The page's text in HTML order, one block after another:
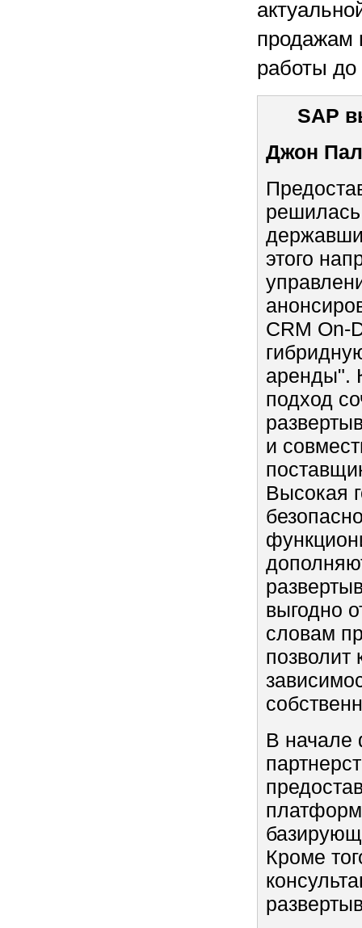
продажам
работы до
SAP
Джон
этого
CRM On-
аренды".
подход
и
Высокая
выгодно
словам
позволит
В начале
Кроме